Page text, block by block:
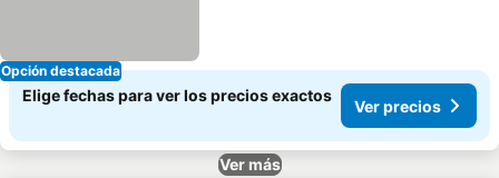
Opción destacada
Elige fechas para ver los precios exactos
Ver precios
Ver más